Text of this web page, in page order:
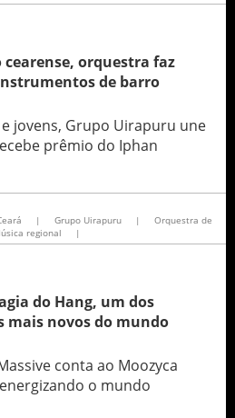
orquestra faz
de barro
jovens, Grupo Uirapuru une
prêmio do Iphan
| Grupo Uirapuru |
Orquestra de
regional |
do Hang, um dos
mais novos do mundo
conta ao Moozyca
o mundo